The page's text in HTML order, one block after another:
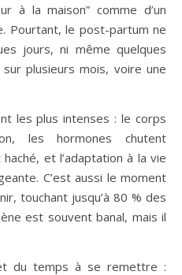
à la maison” comme d’un
Pourtant, le post-partum ne
jours, ni même quelques
plusieurs mois, voire une
les plus intenses : le corps
les hormones chutent
et l’adaptation à la vie
C’est aussi le moment
touchant jusqu’à 80 % des
est souvent banal, mais il
du temps à se remettre :